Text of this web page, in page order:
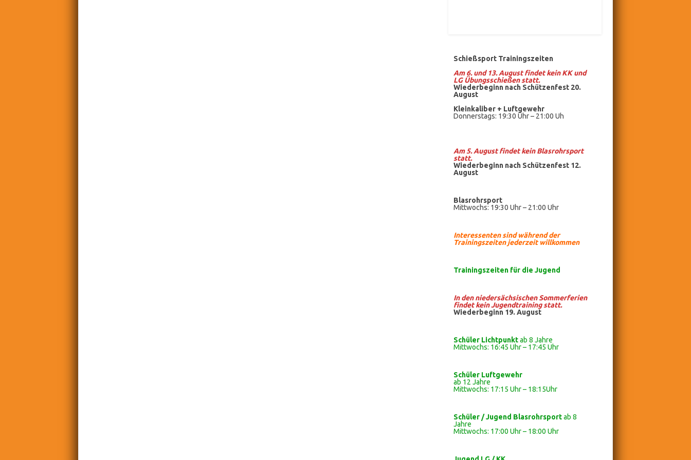
Schießsport Trainingszeiten
Am 6. und 13. August findet kein KK und
LG Übungsschießen statt.
Wiederbeginn nach Schützenfest 20.
August
Kleinkaliber + Luftgewehr
Donnerstags: 19:30 Uhr – 21:00 Uh
Am 5. August findet keinBlasrohrsport
statt.
Wiederbeginn nach Schützenfest 12.
August
Blasrohrsport
Mittwochs: 19:30 Uhr – 21:00 Uhr
Interessenten sind während der
Trainingszeiten jederzeit willkommen
Trainingszeiten für die Jugend
In den niedersächsischen Sommerferien
findet kein Jugendtraining statt.
Wiederbeginn 19. August
Schüler Lichtpunktab 8 Jahre
Mittwochs: 16:45 Uhr – 17:45 Uhr
Schüler Luftgewehr
ab 12 Jahre
Mittwochs: 17:15 Uhr – 18:15Uhr
Schüler / Jugend Blasrohrsportab 8
Jahre
Mittwochs: 17:00 Uhr – 18:00 Uhr